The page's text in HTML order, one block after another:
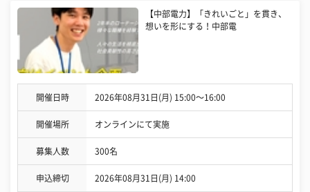
【中部電力】「きれいごと」を貫き、
想いを形にする！中部電
開催日時 2026年08月31日(月) 15:00〜16:00
開催場所 オンラインにて実施
募集人数 300名
申込締切 2026年08月31日(月) 14:00